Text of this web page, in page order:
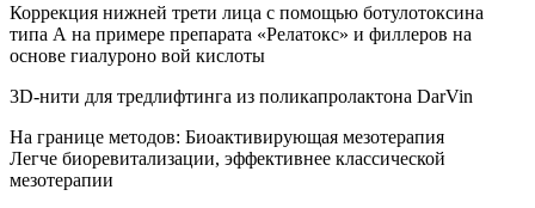
Коррекция нижней трети лица с помощью ботулотоксина
типа А на примере препарата «Релатокс» и филлеров на
основе гиалуроно вой кислоты
3D-нити для тредлифтинга из поликапролактона DarVin
На границе методов: Биоактивирующая мезотерапия
Легче биоревитализации, эффективнее классической
мезотерапии